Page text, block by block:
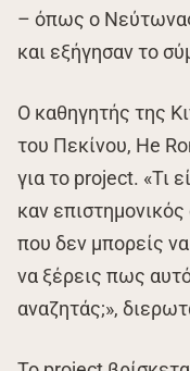
– όπως ο Νεύτωνας
και εξήγησαν το
Ο καθηγητής της
του Πεκίνου, He
για το project. «Τι
καν
που δεν μπορείς
να ξέρεις πως
αναζητάς;»,